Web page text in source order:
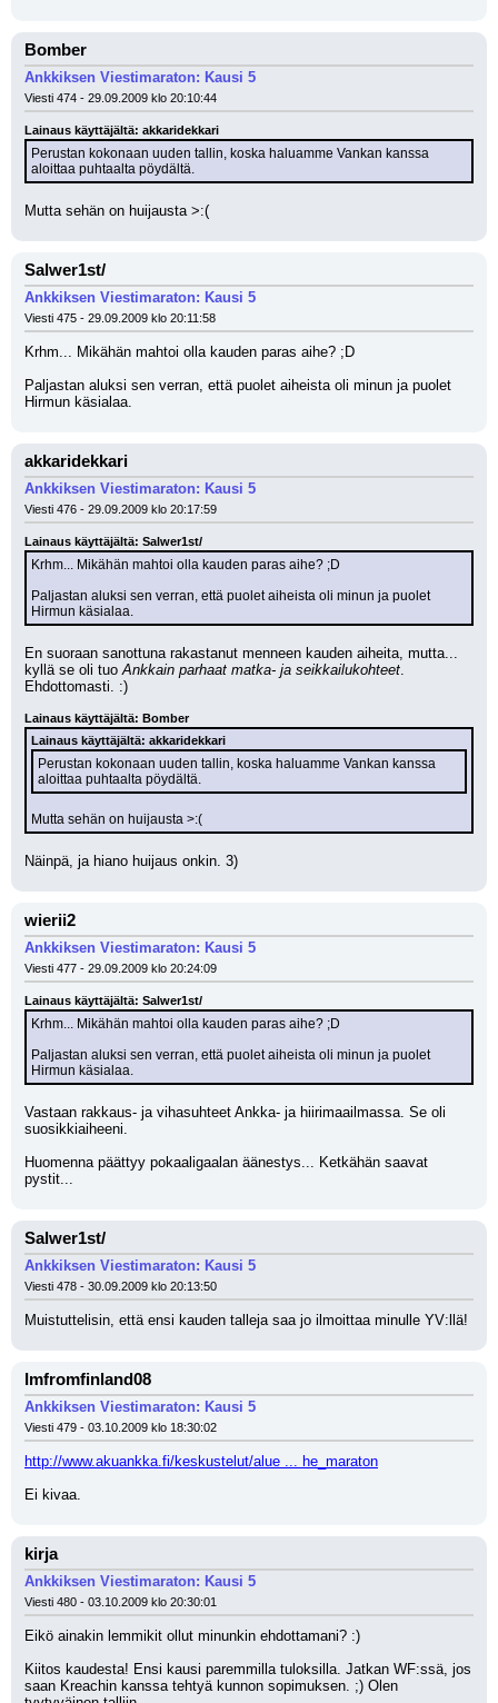
Bomber
Ankkiksen Viestimaraton: Kausi 5
Viesti 474 - 29.09.2009 klo 20:10:44
Lainaus käyttäjältä: akkaridekkari
Perustan kokonaan uuden tallin, koska haluamme Vankan kanssa
aloittaa puhtaalta pöydältä.
Mutta sehän on huijausta >:(
Salwer1st/
Ankkiksen Viestimaraton: Kausi 5
Viesti 475 - 29.09.2009 klo 20:11:58
Krhm... Mikähän mahtoi olla kauden paras aihe? ;D
Paljastan aluksi sen verran, että puolet aiheista oli minun ja puolet
Hirmun käsialaa.
akkaridekkari
Ankkiksen Viestimaraton: Kausi 5
Viesti 476 - 29.09.2009 klo 20:17:59
Lainaus käyttäjältä: Salwer1st/
Krhm... Mikähän mahtoi olla kauden paras aihe? ;D
Paljastan aluksi sen verran, että puolet aiheista oli minun ja puolet
Hirmun käsialaa.
En suoraan sanottuna rakastanut menneen kauden aiheita, mutta...
kyllä se oli tuo Ankkain parhaat matka- ja seikkailukohteet.
Ehdottomasti. :)
Lainaus käyttäjältä: Bomber
Lainaus käyttäjältä: akkaridekkari
Perustan kokonaan uuden tallin, koska haluamme Vankan kanssa
aloittaa puhtaalta pöydältä.
Mutta sehän on huijausta >:(
Näinpä, ja hiano huijaus onkin. 3)
wierii2
Ankkiksen Viestimaraton: Kausi 5
Viesti 477 - 29.09.2009 klo 20:24:09
Lainaus käyttäjältä: Salwer1st/
Krhm... Mikähän mahtoi olla kauden paras aihe? ;D
Paljastan aluksi sen verran, että puolet aiheista oli minun ja puolet
Hirmun käsialaa.
Vastaan rakkaus- ja vihasuhteet Ankka- ja hiirimaailmassa. Se oli
suosikkiaiheeni.
Huomenna päättyy pokaaligaalan äänestys... Ketkähän saavat
pystit...
Salwer1st/
Ankkiksen Viestimaraton: Kausi 5
Viesti 478 - 30.09.2009 klo 20:13:50
Muistuttelisin, että ensi kauden talleja saa jo ilmoittaa minulle YV:llä!
Imfromfinland08
Ankkiksen Viestimaraton: Kausi 5
Viesti 479 - 03.10.2009 klo 18:30:02
http://www.akuankka.fi/keskustelut/alue ... he_maraton
Ei kivaa.
kirja
Ankkiksen Viestimaraton: Kausi 5
Viesti 480 - 03.10.2009 klo 20:30:01
Eikö ainakin lemmikit ollut minunkin ehdottamani? :)
Kiitos kaudesta! Ensi kausi paremmilla tuloksilla. Jatkan WF:ssä, jos
saan Kreachin kanssa tehtyä kunnon sopimuksen. ;) Olen